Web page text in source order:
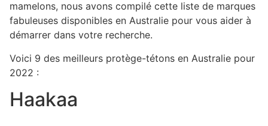
mamelons, nous avons compilé cette liste de marques
fabuleuses disponibles en Australie pour vous aider à
démarrer dans votre recherche.
Voici 9 des meilleurs protège-tétons en Australie pour
2022 :
Haakaa